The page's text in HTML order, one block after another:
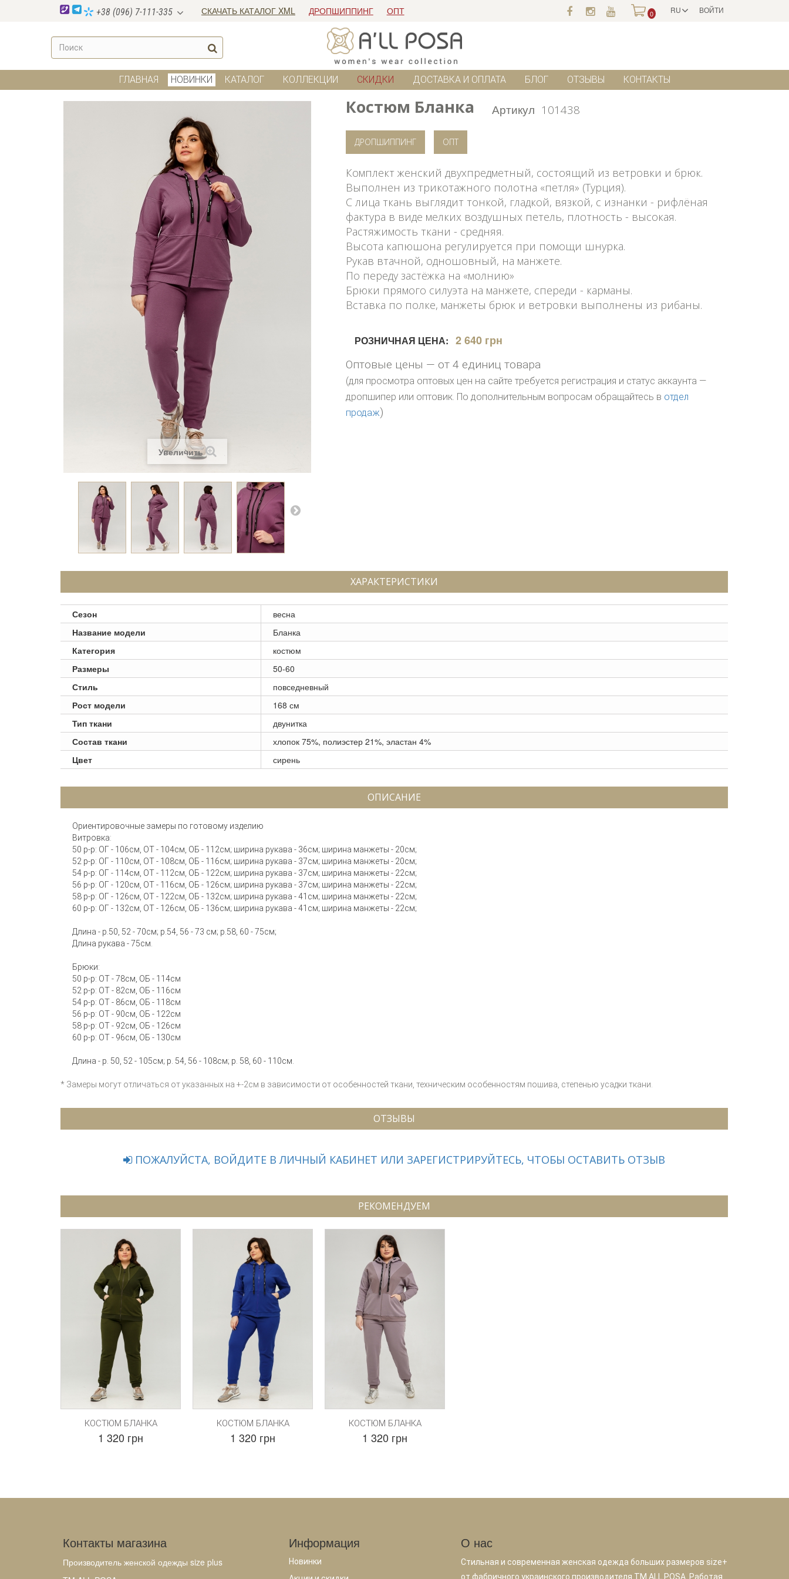
ВОЙТИ
RU
+38 (096) 7-111-335 СКАЧАТЬ КАТАЛОГ XML ДРОПШИППИНГ ОПТ 0
ГЛАВНАЯ НОВИНКИ КАТАЛОГ КОЛЛЕКЦИИ СКИДКИ ДОСТАВКА И ОПЛАТА БЛОГ ОТЗЫВЫ КОНТАКТЫ
Увеличить
Костюм Бланка Артикул 101438
ДРОПШИППИНГ ОПТ
Комплект женский двухпредметный, состоящий из ветровки и брюк.
Выполнен из трикотажного полотна «петля» (Турция).
С лица ткань выглядит тонкой, гладкой, вязкой, с изнанки - рифлёная
фактура в виде мелких воздушных петель, плотность - высокая.
Растяжимость ткани - средняя.
Высота капюшона регулируется при помощи шнурка.
Рукав втачной, одношовный, на манжете.
По переду застёжка на «молнию»
Брюки прямого силуэта на манжете, спереди - карманы.
Вставка по полке, манжеты брюк и ветровки выполнены из рибаны.
РОЗНИЧНАЯ ЦЕНА: 2 640 грн
Оптовые цены — от 4 единиц товара
(для просмотра оптовых цен на сайте требуется регистрация и статус аккаунта —
дропшипер или оптовик. По дополнительным вопросам обращайтесь в отдел
продаж)
ХАРАКТЕРИСТИКИ
Сезон
весна
Название модели
Бланка
Категория
костюм
Размеры
50-60
Стиль
повседневный
Рост модели
168 см
Тип ткани
двунитка
Состав ткани
хлопок 75%, полиэстер 21%, эластан 4%
Цвет
сирень
ОПИСАНИЕ
Ориентировочные замеры по готовому изделию
Витровка:
50 р-р: ОГ - 106см, ОТ - 104см, ОБ - 112см; ширина рукава - 36см; ширина манжеты - 20см;
52 р-р: ОГ - 110см, ОТ - 108см, ОБ - 116см; ширина рукава - 37см; ширина манжеты - 20см;
54 р-р: ОГ - 114см, ОТ - 112см, ОБ - 122см; ширина рукава - 37см; ширина манжеты - 22см;
56 р-р: ОГ - 120см, ОТ - 116см, ОБ - 126см; ширина рукава - 37см; ширина манжеты - 22см;
58 р-р: ОГ - 126см, ОТ - 122см, ОБ - 132см; ширина рукава - 41см; ширина манжеты - 22см;
60 р-р: ОГ - 132см, ОТ - 126см, ОБ - 136см; ширина рукава - 41см; ширина манжеты - 22см;
Длина - р.50, 52 - 70см; р.54, 56 - 73 см; р.58, 60 - 75см;
Длина рукава - 75см.
Брюки:
50 р-р: ОТ - 78см, ОБ - 114см
52 р-р: ОТ - 82см, ОБ - 116см
54 р-р: ОТ - 86см, ОБ - 118см
56 р-р: ОТ - 90см, ОБ - 122см
58 р-р: ОТ - 92см, ОБ - 126см
60 р-р: ОТ - 96см, ОБ - 130см
Длина - р. 50, 52 - 105см; р. 54, 56 - 108см; р. 58, 60 - 110см.
* Замеры могут отличаться от указанных на +-2см в зависимости от особенностей ткани, техническим особенностям пошива, степенью усадки ткани.
ОТЗЫВЫ
ПОЖАЛУЙСТА, ВОЙДИТЕ В ЛИЧНЫЙ КАБИНЕТ ИЛИ ЗАРЕГИСТРИРУЙТЕСЬ, ЧТОБЫ ОСТАВИТЬ ОТЗЫВ
РЕКОМЕНДУЕМ
КОСТЮМ БЛАНКА
1 320 грн
КОСТЮМ БЛАНКА
1 320 грн
КОСТЮМ БЛАНКА
1 320 грн
Контакты магазина
Производитель женской одежды size plus
Информация
Новинки
О нас
Стильная и современная женская одежда больших размеров size+
от фабричного украинского производителя TM ALL POSA. Работая